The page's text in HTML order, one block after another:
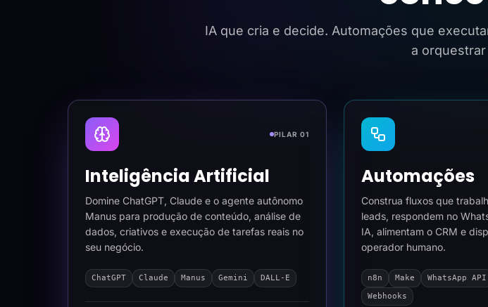
IA que cria e decide. Automações que
a
PILAR 01
Inteligência Artificial
Domine ChatGPT, Claude e o agente autônomo
Manus para produção de conteúdo, análise de
dados, criativos e execução de tarefas reais no
seu negócio.
ChatGPT Claude Manus Gemini DALL-E
Automações
Construa fluxos que
leads, respondem no
IA, alimentam o CRM e
operador humano.
n8n Make WhatsApp API
Webhooks